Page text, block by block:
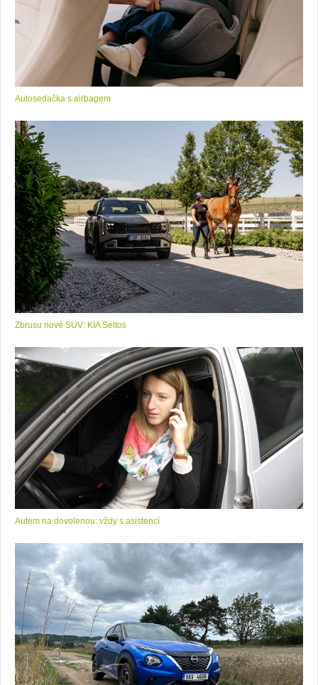
Autosedačka s airbagem
Zbrusu nové SUV: KIA Seltos
Autem na dovolenou: vždy s asistencí